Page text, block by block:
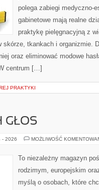
polega zabiegi medyczno-
gabinetowe mają realne
praktykę pielęgnacyjną z
skórze, tkankach i organizmie.
oraz eliminować modowe
centrum […]
PRAKTYKI
GŁOS
- 2026 MOŻLIWOŚĆ
To niezależny magazyn
rodzimym, europejskim
myślą o osobach, które